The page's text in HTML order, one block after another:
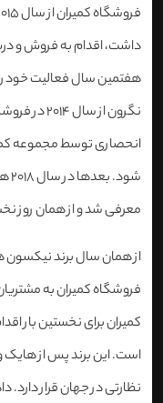
داشت، اقدام به فروش و
هفتمین سال فعالیت خود
نگرون از
انحصاری توسط مجموعه
معرفی شد و از همان روز
از همان سال برند نیکسون
کمیران برای نخستین بار
است. این برند پس از هایک
نظارتی در جهان قرار دارد.